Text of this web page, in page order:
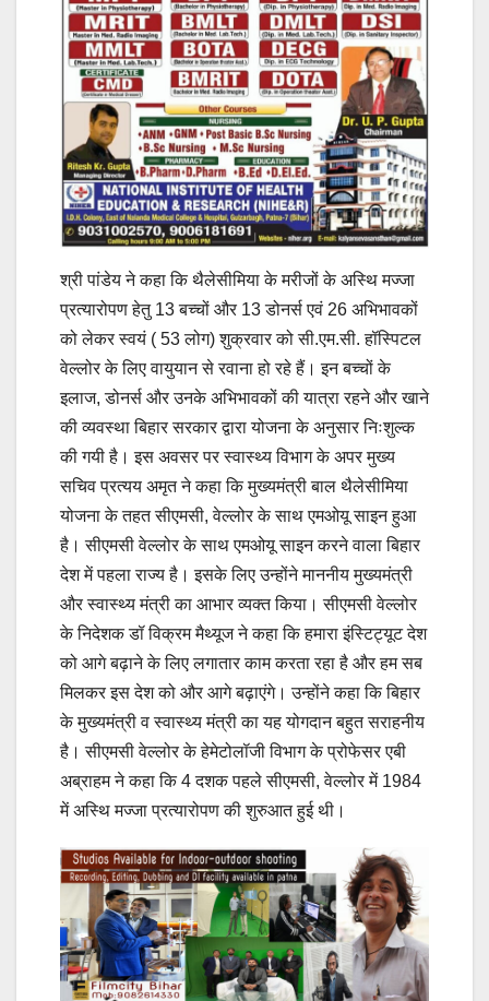
श्री पांडेय ने कहा कि थैलेसीमिया के मरीजों के अस्थि मज्जा
प्रत्यारोपण हेतु 13 बच्चों और 13 डोनर्स एवं 26 अभिभावकों
को लेकर स्वयं ( 53 लोग) शुक्रवार को सी.एम.सी. हॉस्पिटल
वेल्लोर के लिए वायुयान से रवाना हो रहे हैं। इन बच्चों के
इलाज, डोनर्स और उनके अभिभावकों की यात्रा रहने और खाने
की व्यवस्था बिहार सरकार द्वारा योजना के अनुसार निःशुल्क
की गयी है। इस अवसर पर स्वास्थ्य विभाग के अपर मुख्य
सचिव प्रत्यय अमृत ने कहा कि मुख्यमंत्री बाल थैलेसीमिया
योजना के तहत सीएमसी, वेल्लोर के साथ एमओयू साइन हुआ
है। सीएमसी वेल्लोर के साथ एमओयू साइन करने वाला बिहार
देश में पहला राज्य है। इसके लिए उन्होंने माननीय मुख्यमंत्री
और स्वास्थ्य मंत्री का आभार व्यक्त किया। सीएमसी वेल्लोर
के निदेशक डॉ विक्रम मैथ्यूज ने कहा कि हमारा इंस्टिट्यूट देश
को आगे बढ़ाने के लिए लगातार काम करता रहा है और हम सब
मिलकर इस देश को और आगे बढ़ाएंगे। उन्होंने कहा कि बिहार
के मुख्यमंत्री व स्वास्थ्य मंत्री का यह योगदान बहुत सराहनीय
है। सीएमसी वेल्लोर के हेमेटोलॉजी विभाग के प्रोफेसर एबी
अब्राहम ने कहा कि 4 दशक पहले सीएमसी, वेल्लोर में 1984
में अस्थि मज्जा प्रत्यारोपण की शुरुआत हुई थी।